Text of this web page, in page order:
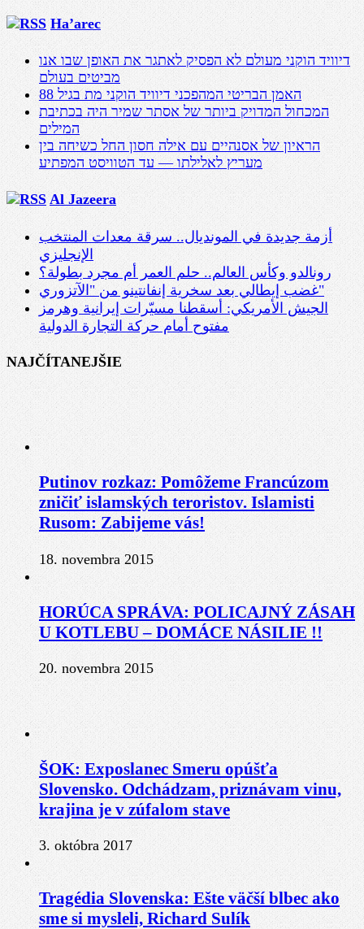
Ha’arec
דיוויד הוקני מעולם לא הפסיק לאתגר את האופן שבו אנו
מביטים בעולם
האמן הבריטי המהפכני דיוויד הוקני מת בגיל 88
המכחול המדויק ביותר של אסתר שמיר היה בכתיבת
המילים
הראיון של אסנהיים עם אילה חסון החל כשיחה בין
מעריץ לאלילתו — עד הטוויסט המפתיע
Al Jazeera
أزمة جديدة في المونديال.. سرقة معدات المنتخب
الإنجليزي
رونالدو وكأس العالم.. حلم العمر أم مجرد بطولة؟
غضب إيطالي بعد سخرية إنفانتينو من "الآتزوري"
الجيش الأمريكي: أسقطنا مسيّرات إيرانية وهرمز
مفتوح أمام حركة التجارة الدولية
NAJČÍTANEJŠIE
Putinov rozkaz: Pomôžeme Francúzom
zničiť islamských teroristov. Islamisti
Rusom: Zabijeme vás!
18. novembra 2015
HORÚCA SPRÁVA: POLICAJNÝ ZÁSAH
U KOTLEBU – DOMÁCE NÁSILIE !!
20. novembra 2015
ŠOK: Exposlanec Smeru opúšťa
Slovensko. Odchádzam, priznávam vinu,
krajina je v zúfalom stave
3. októbra 2017
Tragédia Slovenska: Ešte väčší blbec ako
sme si mysleli, Richard Sulík